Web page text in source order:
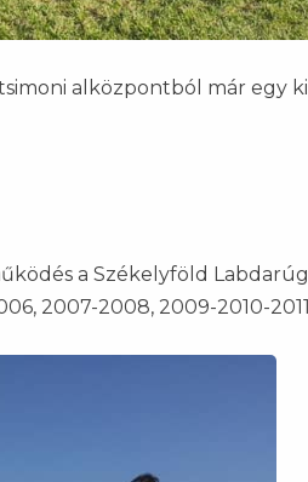
alközpontból már egy
a Székelyföld
2007-2008, 2009-2010-